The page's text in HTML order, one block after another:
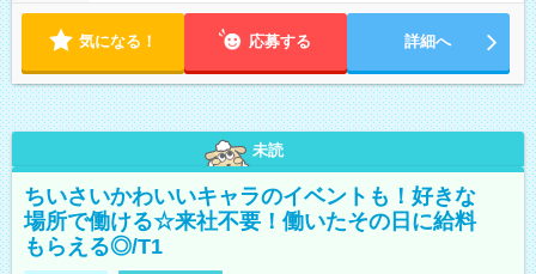
気になる！ 応募する 詳細へ
未読
ちいさいかわいいキャラのイベントも！好きな
場所で働ける☆来社不要！働いたその日に給料
もらえる◎/T1